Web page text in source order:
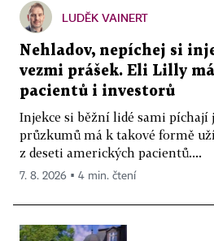
LUDĚK VAINERT
Nehladov, nepíchej si
vezmi prášek. Eli Lilly
pacientů i investorů
Injekce si běžní lidé sami píchají
průzkumů má k takové formě
z deseti amerických pacientů....
7. 8. 2026 ▪ 4 min. čtení